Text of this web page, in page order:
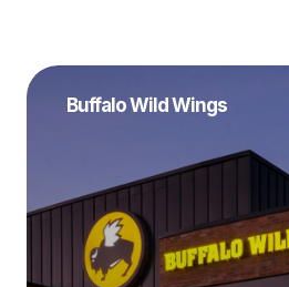
Buffalo Wild Wings